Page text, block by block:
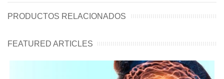
PRODUCTOS RELACIONADOS
FEATURED ARTICLES